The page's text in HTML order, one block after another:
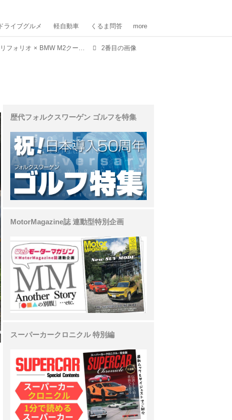
ドライブグルメ 軽自動車 くるま問答 more
アルファロメオ ジュリア クアドリフォリオ × BMW M2クーペ × レクサス RC F 2番目の画像
歴代フォルクスワーゲン ゴルフを特集
MotorMagazine誌 連動型特別企画
スーパーカークロニクル 特別編